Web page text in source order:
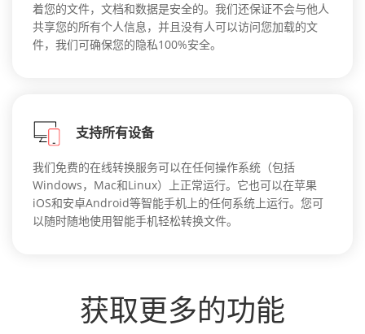
着您的文件，文档和数据是安全的。我们还保证不会与他人
共享您的所有个人信息，并且没有人可以访问您加载的文
件，我们可确保您的隐私100%安全。
支持所有设备
我们免费的在线转换服务可以在任何操作系统（包括
Windows，Mac和Linux）上正常运行。它也可以在苹果
iOS和安卓Android等智能手机上的任何系统上运行。您可
以随时随地使用智能手机轻松转换文件。
获取更多的功能